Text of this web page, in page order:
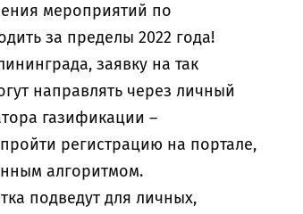
мероприятий по
за пределы 2022 года!
заявку на так
направлять через личный
газификации –
регистрацию на портале,
алгоритмом.
подведут для личных,